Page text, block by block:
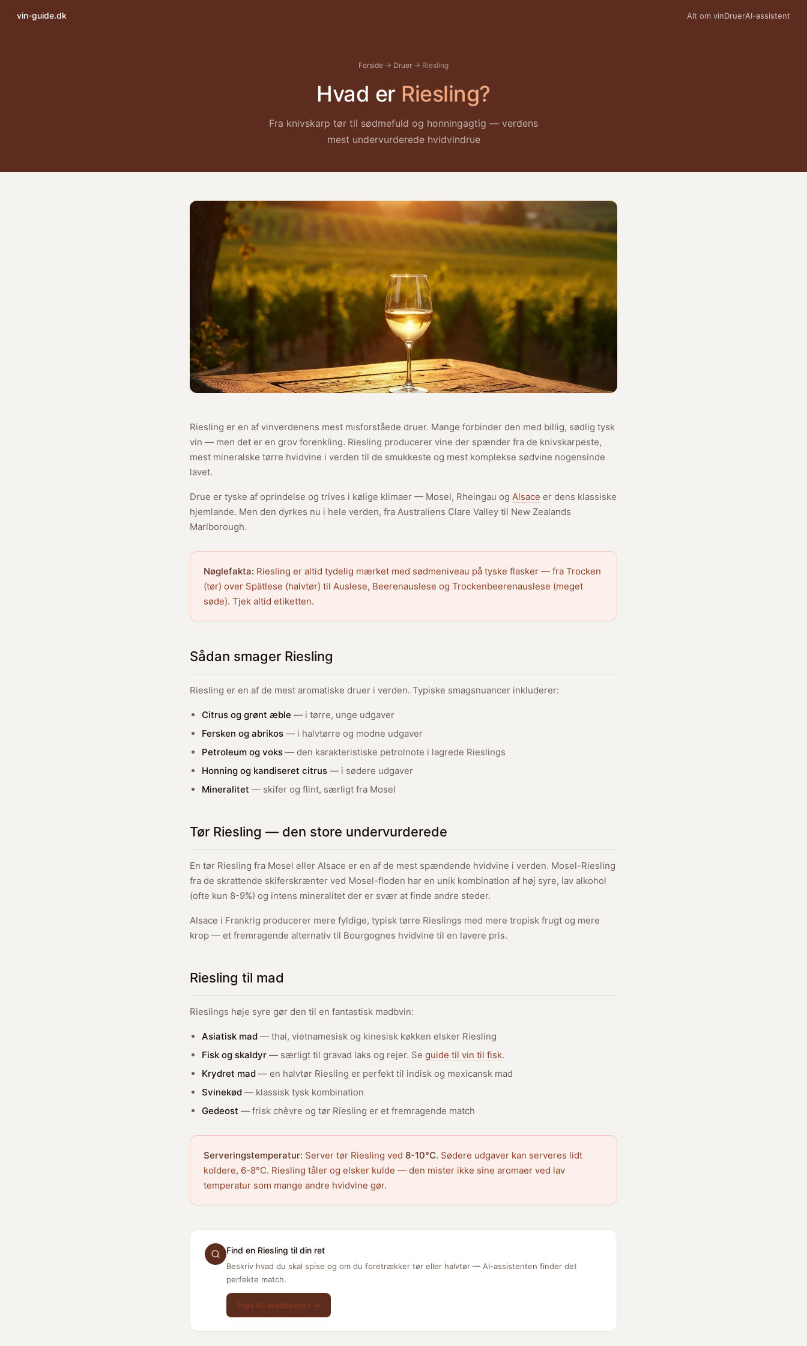
vin-guide.dk Alt om vinDruerAI-assistent
Forside → Druer → Riesling
Hvad er Riesling?
Fra knivskarp tør til sødmefuld og honningagtig — verdens
mest undervurderede hvidvindrue
Riesling er en af vinverdenens mest misforståede druer. Mange forbinder den med billig, sødlig tysk
vin — men det er en grov forenkling. Riesling producerer vine der spænder fra de knivskarpeste,
mest mineralske tørre hvidvine i verden til de smukkeste og mest komplekse sødvine nogensinde
lavet.
Drue er tyske af oprindelse og trives i kølige klimaer — Mosel, Rheingau og Alsace er dens klassiske
hjemlande. Men den dyrkes nu i hele verden, fra Australiens Clare Valley til New Zealands
Marlborough.
Nøglefakta: Riesling er altid tydelig mærket med sødmeniveau på tyske flasker — fra Trocken
(tør) over Spätlese (halvtør) til Auslese, Beerenauslese og Trockenbeerenauslese (meget
søde). Tjek altid etiketten.
Sådan smager Riesling
Riesling er en af de mest aromatiske druer i verden. Typiske smagsnuancer inkluderer:
Citrus og grønt æble — i tørre, unge udgaver
Fersken og abrikos — i halvtørre og modne udgaver
Petroleum og voks — den karakteristiske petrolnote i lagrede Rieslings
Honning og kandiseret citrus — i sødere udgaver
Mineralitet — skifer og flint, særligt fra Mosel
Tør Riesling — den store undervurderede
En tør Riesling fra Mosel eller Alsace er en af de mest spændende hvidvine i verden. Mosel-Riesling
fra de skrattende skiferskrænter ved Mosel-floden har en unik kombination af høj syre, lav alkohol
(ofte kun 8-9%) og intens mineralitet der er svær at finde andre steder.
Alsace i Frankrig producerer mere fyldige, typisk tørre Rieslings med mere tropisk frugt og mere
krop — et fremragende alternativ til Bourgognes hvidvine til en lavere pris.
Riesling til mad
Rieslings høje syre gør den til en fantastisk madbvin:
Asiatisk mad — thai, vietnamesisk og kinesisk køkken elsker Riesling
Fisk og skaldyr — særligt til gravad laks og rejer. Se guide til vin til fisk.
Krydret mad — en halvtør Riesling er perfekt til indisk og mexicansk mad
Svinekød — klassisk tysk kombination
Gedeost — frisk chèvre og tør Riesling er et fremragende match
Serveringstemperatur: Server tør Riesling ved 8-10°C. Sødere udgaver kan serveres lidt
koldere, 6-8°C. Riesling tåler og elsker kulde — den mister ikke sine aromaer ved lav
temperatur som mange andre hvidvine gør.
Find en Riesling til din ret
Beskriv hvad du skal spise og om du foretrækker tør eller halvtør — AI-assistenten finder det
perfekte match.
Prøv AI-assistenten →